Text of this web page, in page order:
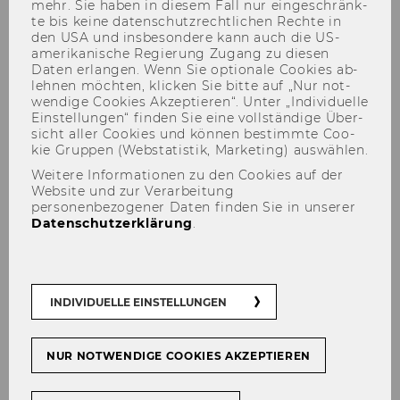
The Art of Teaching 2026
The­re­sa Trax­ler re­cei­ves Ex­cel­lent Tea­
mehr. Sie haben in die­sem Fall nur ein­ge­schränk­
te bis keine da­ten­schutz­recht­li­chen Rech­te in
den USA und ins­be­son­de­re kann auch die US-​
amerikanische Re­gie­rung Zu­gang zu die­sen
Daten er­lan­gen. Wenn Sie op­tio­na­le Coo­kies ab­
leh­nen möch­ten, kli­cken Sie bitte auf „Nur not­
wen­di­ge Coo­kies Ak­zep­tie­ren“. Unter „In­di­vi­du­el­le
Ein­stel­lun­gen“ fin­den Sie eine voll­stän­di­ge Über­
sicht aller Coo­kies und kön­nen be­stimm­te Coo­
kie Grup­pen (Web­sta­tis­tik, Mar­ke­ting) aus­wäh­len.
Weitere Informationen zu den Cookies auf der
Website und zur Verarbeitung
personenbezogener Daten finden Sie in unserer
Datenschutzerklärung.
INDIVIDUELLE EINSTELLUNGEN
NUR NOTWENDIGE COOKIES AKZEPTIEREN